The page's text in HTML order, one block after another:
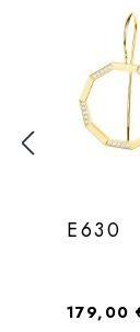
E630
Regulärer
179,00